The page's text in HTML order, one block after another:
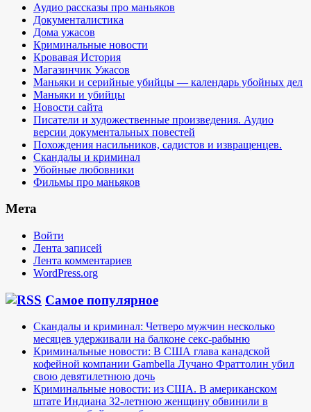
Аудио рассказы про маньяков
Документалистика
Дома ужасов
Криминальные новости
Кровавая История
Магазинчик Ужасов
Маньяки и серийные убийцы — календарь убойных дел
Маньяки и убийцы
Новости сайта
Писатели и художественные произведения. Аудио
версии документальных повестей
Похождения насильников, садистов и извращенцев.
Скандалы и криминал
Убойные любовники
Фильмы про маньяков
Мета
Войти
Лента записей
Лента комментариев
WordPress.org
Самое популярное
Скандалы и криминал: Четверо мужчин несколько
месяцев удерживали на балконе секс-рабыню
Криминальные новости: В США глава канадской
кофейной компании Gambella Лучано Фраттолин убил
свою девятилетнюю дочь
Криминальные новости: из США. В американском
штате Индиана 32-летнюю женщину обвинили в